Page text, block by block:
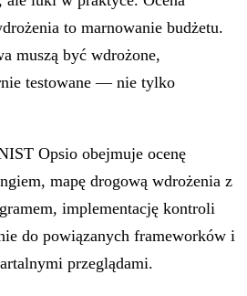
to marnowanie budżetu.
muszą być wdrożone,
testowane — nie tylko
Opsio obejmuje ocenę
mapę drogową wdrożenia z
implementację kontroli
do powiązanych frameworków i
przeglądami.